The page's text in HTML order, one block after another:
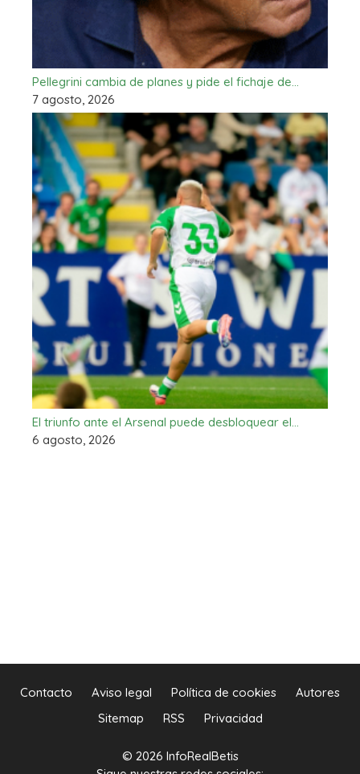
Pellegrini cambia de planes y pide el fichaje de…
7 agosto, 2026
El triunfo ante el Arsenal puede desbloquear el…
6 agosto, 2026
Contacto Aviso legal Política de cookies
Autores
Sitemap
RSS Privacidad
© 2026 InfoRealBetis